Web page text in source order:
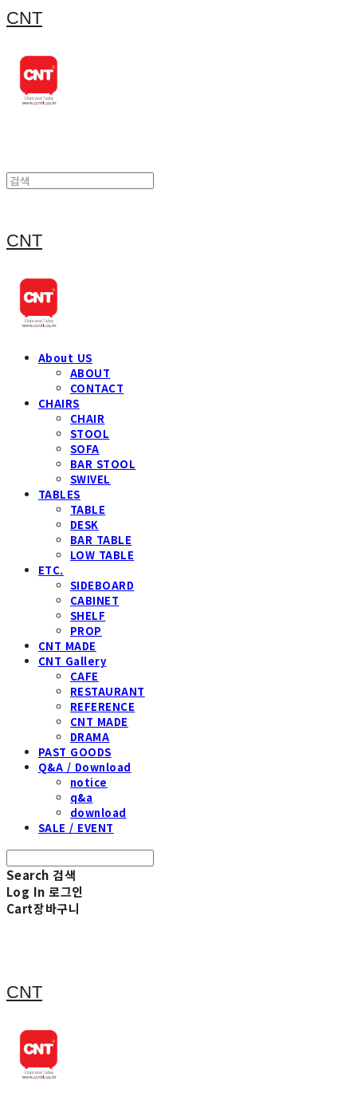
CNT
CNT
About US
ABOUT
CONTACT
CHAIRS
CHAIR
STOOL
SOFA
BAR STOOL
SWIVEL
TABLES
TABLE
DESK
BAR TABLE
LOW TABLE
ETC.
SIDEBOARD
CABINET
SHELF
PROP
CNT MADE
CNT Gallery
CAFE
RESTAURANT
REFERENCE
CNT MADE
DRAMA
PAST GOODS
Q&A / Download
notice
q&a
download
SALE / EVENT
Search 검색
Log In 로그인
Cart장바구니
CNT